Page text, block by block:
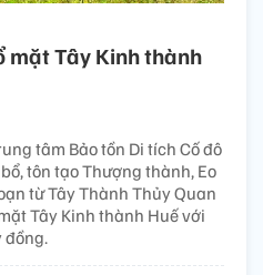
mặt Tây Kinh thành
tâm Bảo tồn Di tích Cố đô
tôn tạo Thượng thành, Eo
từ Tây Thành Thủy Quan
Tây Kinh thành Huế với
đồng.